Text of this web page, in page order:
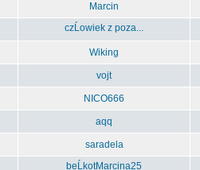
Marcin
czĹowiek z poza...
Wiking
vojt
NICO666
aqq
saradela
beĹkotMarcina25